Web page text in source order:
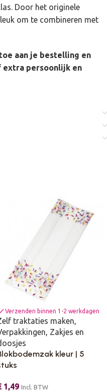
Door het originele
om te combineren met
aan je bestelling en
extra persoonlijk en
Verzenden binnen 1-2 werkdagen
traktaties maken,
, Zakjes en
kleur | 5
1,49 Incl. BTW